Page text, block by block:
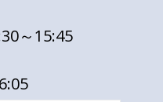
～15:45